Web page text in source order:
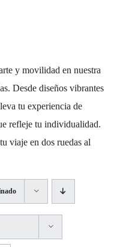
y movilidad en nuestra
Desde diseños vibrantes
tu experiencia de
refleje tu individualidad.
viaje en dos ruedas al